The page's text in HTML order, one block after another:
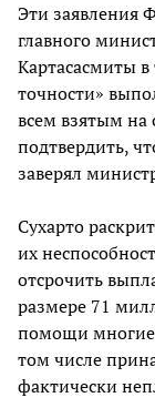
Эти заявления
главного
Картасасмиты
точности»
всем взятым на
подтвердить,
заверял
Сухарто
их
отсрочить
размере 71
помощи
том числе
фактически